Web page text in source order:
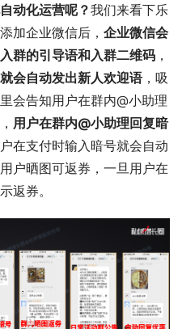
动化运营呢？我们来看下乐
加企业微信后， 企业微信会
群的引导语和入群二维码 ，
会自动发出新人欢迎语，吸
会告知用户在群内@小助理
用户在群内@小助理回复暗
户在支付时输入暗号就会自动
户晒图可返券，一旦用户在
返券。